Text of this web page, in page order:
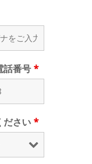
話番号 *
ださい *